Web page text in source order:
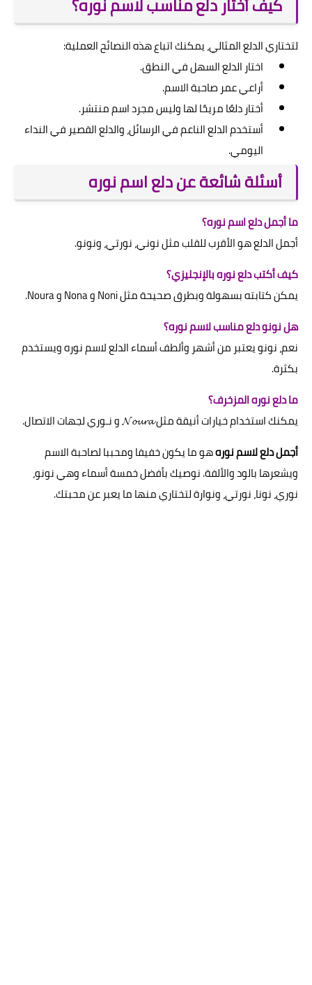
لتختاري الدلع المثالي، يمكنك اتباع هذه النصائح العملية:
اختار الدلع السهل في النطق.
أراعي عمر صاحبة الاسم.
أختار دلعًا مريحًا لها وليس مجرد اسم منتشر.
أستخدم الدلع الناعم في الرسائل، والدلع القصير في النداء
اليومي.
أسئلة شائعة عن دلع اسم نوره
ما أجمل دلع اسم نوره؟
أجمل الدلع هو الأقرب للقلب مثل نوني، نورتي، ونونو.
كيف أكتب دلع نوره بالإنجليزي؟
يمكن كتابته بسهولة وبطرق صحيحة مثل Noni و Nona و Noura.
هل نونو دلع مناسب لاسم نوره؟
نعم، نونو يعتبر من أشهر وألطف أسماء الدلع لاسم نوره ويستخدم
بكثرة.
ما دلع نوره المزخرف؟
يمكنك استخدام خيارات أنيقة مثل 𝓝𝓸𝓾𝓻𝓪 و نـوري لجهات الاتصال.
أجمل دلع لاسم نورههو ما يكون خفيفا ومحببا لصاحبة الاسم
ويشعرها بالود والألفة. نوصيك بأفضل خمسة أسماء وهي نونو،
نوري، نونا، نورتي، ونوارة لتختاري منها ما يعبر عن محبتك.